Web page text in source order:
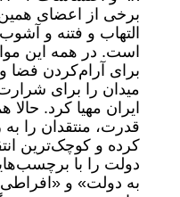
برخی از اعضای
التهاب و فتنه و
است. در همه این
برای آرام‌کردن فضا
میدان را برای
ایران مهیا کرد. حالا
قدرت، منتقدان را
کرده و کوچک‌ترین
دولت را با
به دولت» و